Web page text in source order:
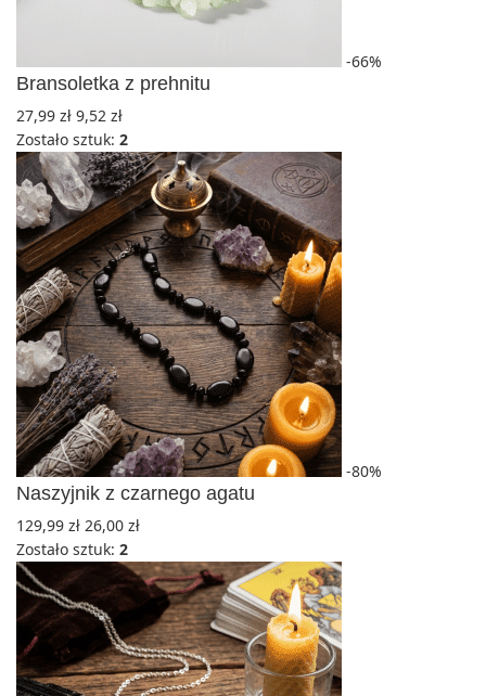
-66%
Bransoletka z prehnitu
27,99 zł 9,52 zł
Zostało sztuk: 2
-80%
Naszyjnik z czarnego agatu
129,99 zł 26,00 zł
Zostało sztuk: 2